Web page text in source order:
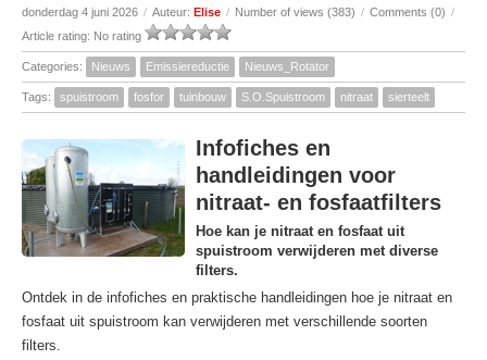
donderdag 4 juni 2026 / Auteur: Elise / Number of views (383) / Comments (0) /
Article rating: No rating
Categories: Nieuws Emissiereductie Nieuws_Rotator
Tags: spuistroom fosfor tuinbouw S.O.Spuistroom nitraat sierteelt
Infofiches en
handleidingen voor
nitraat- en fosfaatfilters
Hoe kan je nitraat en fosfaat uit
spuistroom verwijderen met diverse
filters.
Ontdek in de infofiches en praktische handleidingen hoe je nitraat en
fosfaat uit spuistroom kan verwijderen met verschillende soorten
filters.